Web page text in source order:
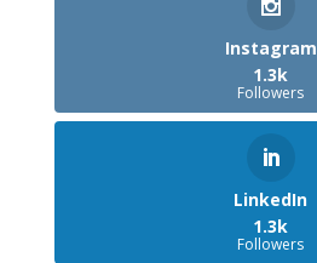
Instagram
1.3k
Followers
LinkedIn
1.3k
Followers